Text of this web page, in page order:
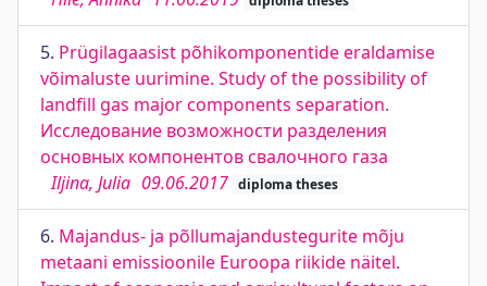
5. Prügilagaasist põhikomponentide eraldamise
võimaluste uurimine. Study of the possibility of
landfill gas major components separation.
Исследование возможности разделения
основных компонентов свалочного газа
Iljina, Julia 09.06.2017 diploma theses
6. Majandus- ja põllumajandustegurite mõju
metaani emissioonile Euroopa riikide näitel.